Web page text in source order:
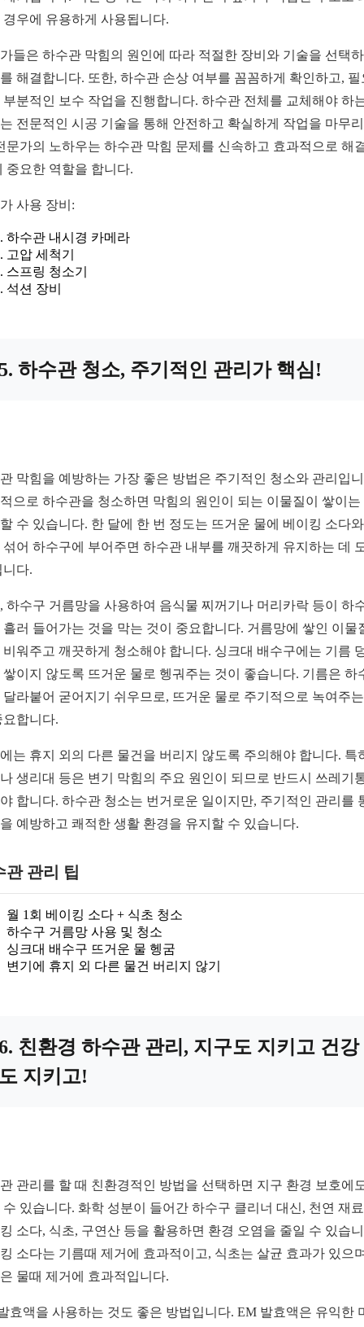
경우에 유용하게 사용됩니다.
들은 하수관 막힘의 원인에 따라 적절한 장비와 기술을 선택
해결합니다. 또한, 하수관 손상 여부를 꼼꼼하게 확인하고, 필
부분적인 보수 작업을 진행합니다. 하수관 전체를 교체해야 하
전문적인 시공 기술을 통해 안전하고 확실하게 작업을 마무
문가의 노하우는 하수관 막힘 문제를 신속하고 효과적으로 해
중요한 역할을 합니다.
사용 장비:
하수관 내시경 카메라
고압 세척기
스프링 청소기
석션 장비
하수관 청소, 주기적인 관리가 핵심!
막힘을 예방하는 가장 좋은 방법은 주기적인 청소와 관리입
으로 하수관을 청소하면 막힘의 원인이 되는 이물질이 쌓이는
수 있습니다. 한 달에 한 번 정도는 뜨거운 물에 베이킹 소다
섞어 하수구에 부어주면 하수관 내부를 깨끗하게 유지하는 데
니다.
하수구 거름망을 사용하여 음식물 찌꺼기나 머리카락 등이 하
흘러 들어가는 것을 막는 것이 중요합니다. 거름망에 쌓인 이물
비워주고 깨끗하게 청소해야 합니다. 싱크대 배수구에는 기름
쌓이지 않도록 뜨거운 물로 헹궈주는 것이 좋습니다. 기름은 하
달라붙어 굳어지기 쉬우므로, 뜨거운 물로 주기적으로 녹여주
요합니다.
는 휴지 외의 다른 물건을 버리지 않도록 주의해야 합니다. 특
생리대 등은 변기 막힘의 주요 원인이 되므로 반드시 쓰레기
합니다. 하수관 청소는 번거로운 일이지만, 주기적인 관리를
예방하고 쾌적한 생활 환경을 유지할 수 있습니다.
관 관리 팁
월 1회 베이킹 소다 + 식초 청소
하수구 거름망 사용 및 청소
싱크대 배수구 뜨거운 물 헹굼
변기에 휴지 외 다른 물건 버리지 않기
친환경 하수관 관리, 지구도 지키고 건강
지키고!
관리를 할 때 친환경적인 방법을 선택하면 지구 환경 보호에
수 있습니다. 화학 성분이 들어간 하수구 클리너 대신, 천연 재
소다, 식초, 구연산 등을 활용하면 환경 오염을 줄일 수 있습
소다는 기름때 제거에 효과적이고, 식초는 살균 효과가 있으
물때 제거에 효과적입니다.
효액을 사용하는 것도 좋은 방법입니다. EM 발효액은 유익한